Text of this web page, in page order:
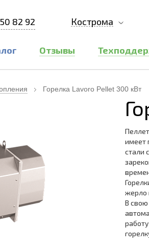
82 92 Кострома
Отзывы
Горелка Lavoro Pellet 300 кВт
имеет
стали
жерло
В свою